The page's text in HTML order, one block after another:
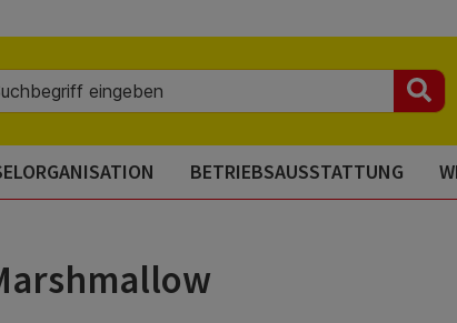
BETRIEBSAUSSTATTUNG